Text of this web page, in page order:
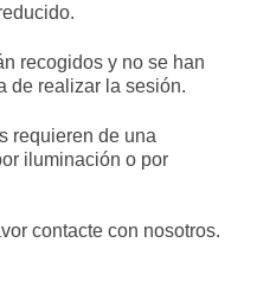
recogidos y no se han
de realizar la sesión.
requieren de una
iluminación o por
contacte con nosotros.